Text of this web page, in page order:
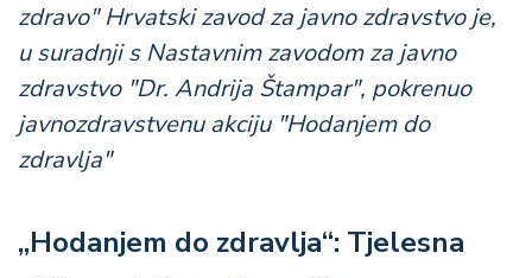
zdravo" Hrvatski zavod za javno zdravstvo je,
u suradnji s Nastavnim zavodom za javno
zdravstvo "Dr. Andrija Štampar", pokrenuo
javnozdravstvenu akciju "Hodanjem do
zdravlja"
„Hodanjem do zdravlja“: Tjelesna